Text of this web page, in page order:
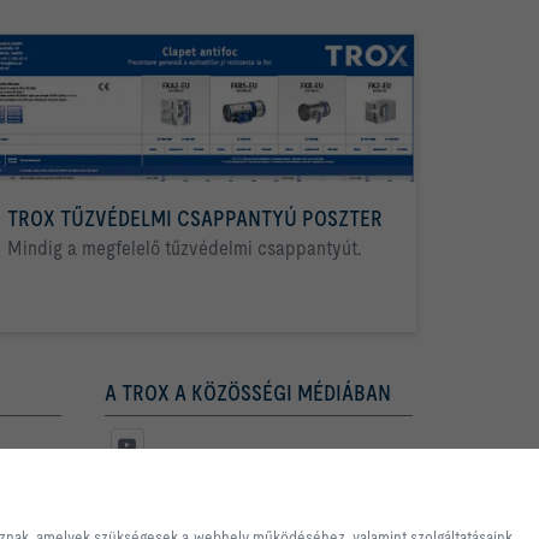
TROX TŰZVÉDELMI CSAPPANTYÚ POSZTER
Mindig a megfelelő tűzvédelmi csappantyút.
A TROX A KÖZÖSSÉGI MÉDIÁBAN
szükségesek a webhely